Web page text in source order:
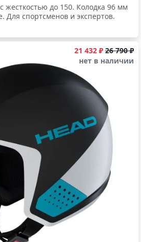
жесткостью до 150. Колодка 96 мм
Для спортсменов и экспертов.
21 432 ₽ 26 790 ₽
нет в наличии